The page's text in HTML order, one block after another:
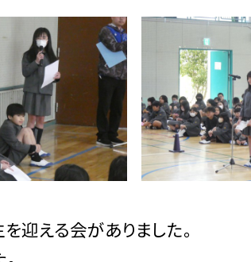
迎える会がありました。